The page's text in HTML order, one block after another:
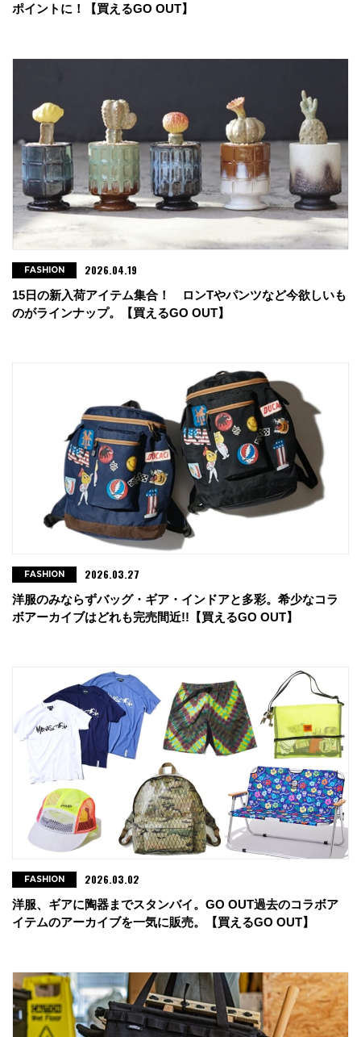
東京都墨田区押上1-1-2 東京スカイツリータウン・ソラマチ
tel : 03-5809-7132
・go slow caravan MARK IS みなとみらい店
神奈川県横浜市西区3-5-1 MARK IS みなとみらい店2F
tel : 045-319-6207
・go slow caravan MARK IS テラスモール湘南店
神奈川県藤沢市辻堂神台1-3-1 Terrace Mall湘南1F
tel : 0466-86-7122
愛知県豊橋市駅前大通2-71
・go slow caravan イオンモール名古屋ドーム店
愛知県名古屋市東区矢田南4-102-3 イオンモール名古屋ドー
tel : 052-778-8426
・go slow caravan イオンモール大高店
愛知県名古屋市緑区大高町字奥平子1-1 イオンモール大高
・Orb 静岡店
静岡市駿河区中田1-12-22 1F
・go slow caravan イオンモール各務原店
岐阜県各務原市那加萱場町3-8 イオンモール各務原店2F
tel : 058-322-6235
・go slow caravan ららぽーとEXPOCITY店
大阪府吹田市千里万博公園2-1ららぽーとEXPOCITY3F
tel : 06-4860-6286
・JAU
tel : 079-291-1035
神戸市中央区下山手通3-1-21
tel : 078-331-7005
ポイントに！【買えるGO OUT】
15日の新入荷アイテム集合！ ロンTやパンツなど今欲しいも
のがラインナップ。【買えるGO OUT】
FASHION 2026.04.19
洋服のみならずバッグ・ギア・インドアと多彩。希少なコラ
ボアーカイブはどれも完売間近!!【買えるGO OUT】
FASHION 2026.03.27
洋服、ギアに陶器までスタンバイ。GO OUT過去のコラボア
イテムのアーカイブを一気に販売。【買えるGO OUT】
FASHION 2026.03.02